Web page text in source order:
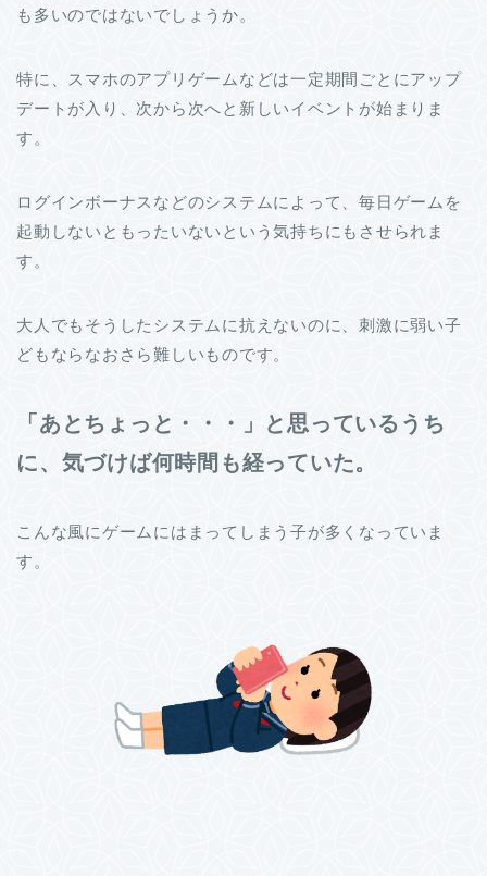
も多いのではないでしょうか。
特に、スマホのアプリゲームなどは一定期間ごとにアップ
デートが入り、次から次へと新しいイベントが始まりま
す。
ログインボーナスなどのシステムによって、毎日ゲームを
起動しないともったいないという気持ちにもさせられま
す。
大人でもそうしたシステムに抗えないのに、刺激に弱い子
どもならなおさら難しいものです。
「あとちょっと・・・」と思っているうち
に、気づけば何時間も経っていた。
こんな風にゲームにはまってしまう子が多くなっていま
す。